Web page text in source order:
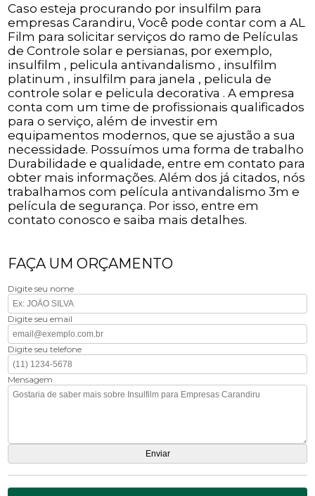
Caso esteja procurando por insulfilm para
empresas Carandiru, Você pode contar com a AL
Film para solicitar serviços do ramo de Películas
de Controle solar e persianas, por exemplo,
insulfilm , pelicula antivandalismo , insulfilm
platinum , insulfilm para janela , pelicula de
controle solar e pelicula decorativa . A empresa
conta com um time de profissionais qualificados
para o serviço, além de investir em
equipamentos modernos, que se ajustão a sua
necessidade. Possuímos uma forma de trabalho
Durabilidade e qualidade, entre em contato para
obter mais informações. Além dos já citados, nós
trabalhamos com película antivandalismo 3m e
película de segurança. Por isso, entre em
contato conosco e saiba mais detalhes.
FAÇA UM ORÇAMENTO
Digite seu nome
Digite seu email
Digite seu telefone
Mensagem